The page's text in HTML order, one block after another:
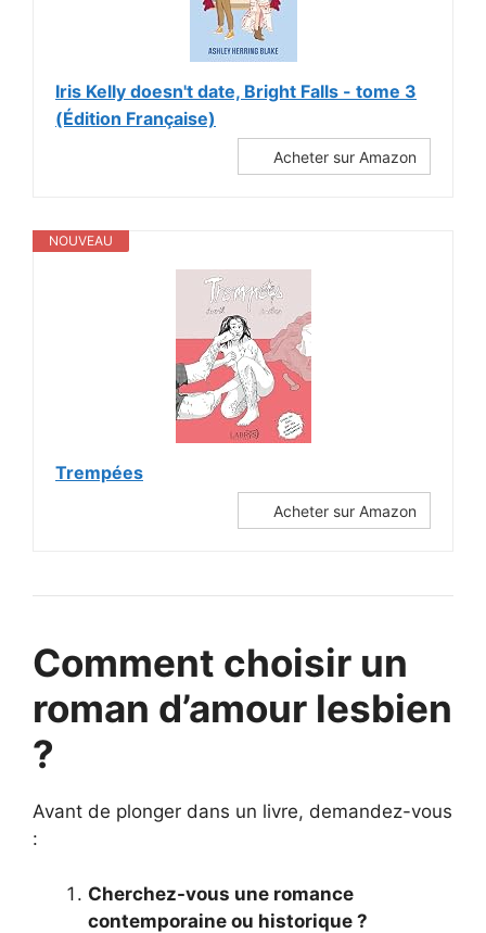
Iris Kelly doesn't date, Bright Falls - tome 3
(Édition Française)
Acheter sur Amazon
NOUVEAU
Trempées
Acheter sur Amazon
Comment choisir un
roman d’amour lesbien
?
Avant de plonger dans un livre, demandez-vous
:
Cherchez-vous une romance
contemporaine ou historique ?